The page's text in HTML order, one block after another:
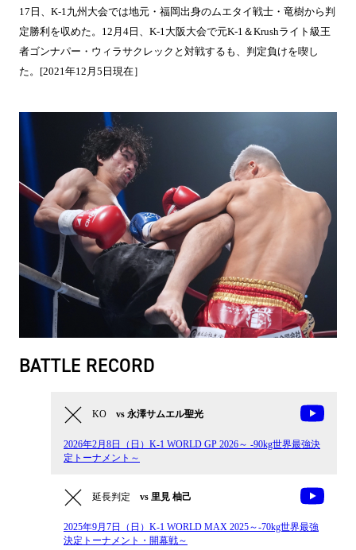
17日、K-1九州大会では地元・福岡出身のムエタイ戦士・竜樹から判
定勝利を収めた。12月4日、K-1大阪大会で元K-1＆Krushライト級王
者ゴンナパー・ウィラサクレックと対戦するも、判定負けを喫し
た。[2021年12月5日現在］
BATTLE RECORD
KO vs 永澤サムエル聖光
2026年2月8日（日）K-1 WORLD GP 2026～ -90kg世界最強決
定トーナメント～
延長判定 vs 里見 柚己
2025年9月7日（日）K-1 WORLD MAX 2025～-70kg世界最強
決定トーナメント・開幕戦～